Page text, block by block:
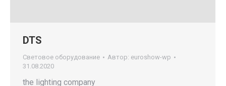
DTS
Световое оборудование Автор: euroshow-wp
31.08.2020
the lighting company